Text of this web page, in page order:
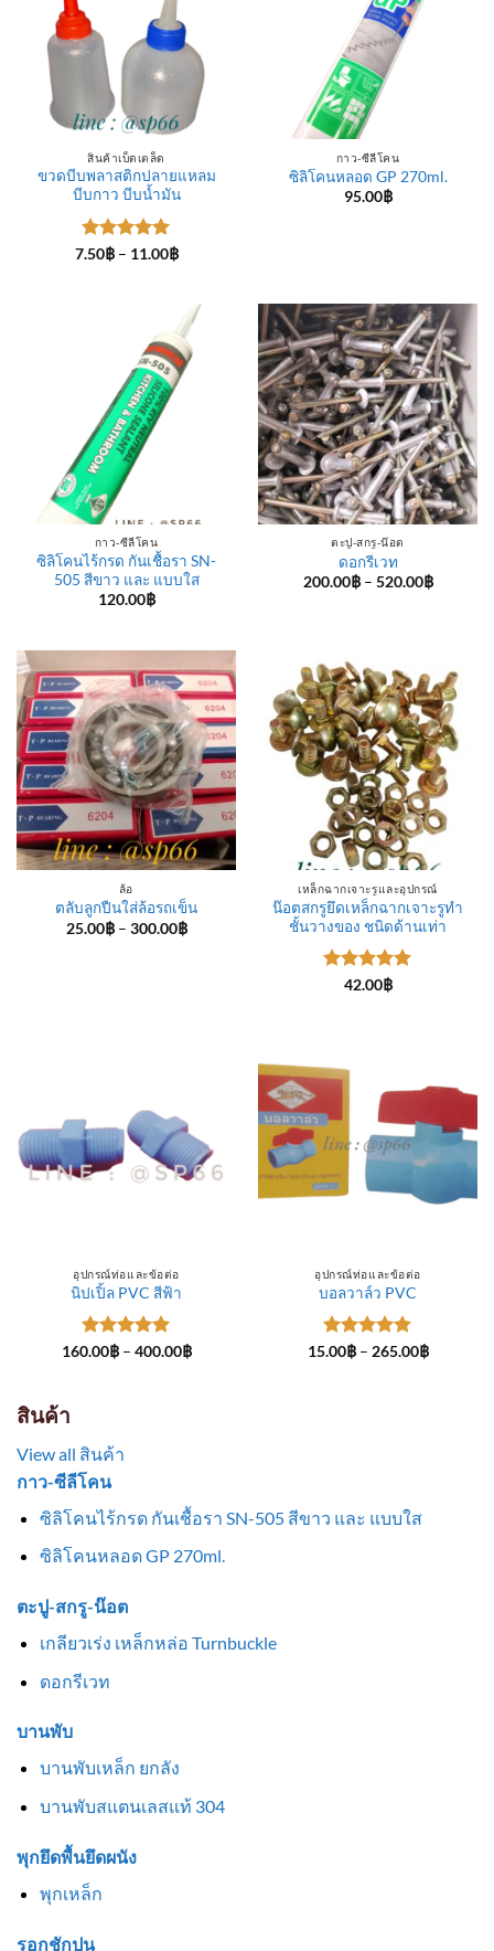
สินค้าเบ็ดเตล็ด
ขวดบีบพลาสติกปลายแหลม
บีบกาว บีบน้ำมัน
ให้คะแนน
7.50฿ – 11.00฿Price
11.00฿
กาว-ซีลีโคน
ซิลิโคนหลอด GP 270ml.
95.00฿
กาว-ซีลีโคน
ซิลิโคนไร้กรด กันเชื้อรา SN-
505 สีขาว และ แบบใส
120.00฿
ตะปู-สกรู-น๊อต
ดอกรีเวท
200.00฿ – 520.00฿Price
ล้อ
ตลับลูกปืนใส่ล้อรถเข็น
25.00฿ – 300.00฿Price
เหล็กฉากเจาะรูและอุปกรณ์
น๊อตสกรูยึดเหล็กฉากเจาะรูทำ
ชั้นวางของ ชนิดด้านเท่า
ให้คะแนน
42.00฿
อุปกรณ์ท่อและข้อต่อ
นิปเปิ้ล PVC สีฟ้า
ให้คะแนน
160.00฿ – 400.00฿Price
อุปกรณ์ท่อและข้อต่อ
บอลวาล์ว PVC
ให้คะแนน
15.00฿ – 265.00฿Price
สินค้า
View all สินค้า
กาว-ซีลีโคน
ซิลิโคนไร้กรด กันเชื้อรา SN-505 สีขาว และ แบบใส
ซิลิโคนหลอด GP 270ml.
ตะปู-สกรู-น๊อต
เกลียวเร่ง เหล็กหล่อ Turnbuckle
ดอกรีเวท
บานพับ
บานพับเหล็ก ยกลัง
บานพับสแตนเลสแท้ 304
พุกยึดพื้นยึดผนัง
พุกเหล็ก
รอกชักปูน